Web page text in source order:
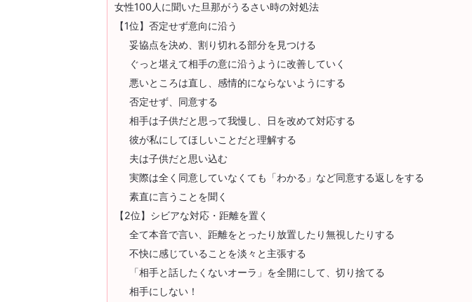
女性100人に聞いた旦那がうるさい時の対処法
【1位】否定せず意向に沿う
妥協点を決め、割り切れる部分を見つける
ぐっと堪えて相手の意に沿うように改善していく
悪いところは直し、感情的にならないようにする
否定せず、同意する
相手は子供だと思って我慢し、日を改めて対応する
彼が私にしてほしいことだと理解する
夫は子供だと思い込む
実際は全く同意していなくても「わかる」など同意する返しをする
素直に言うことを聞く
【2位】シビアな対応・距離を置く
全て本音で言い、距離をとったり放置したり無視したりする
不快に感じていることを淡々と主張する
「相手と話したくないオーラ」を全開にして、切り捨てる
相手にしない！